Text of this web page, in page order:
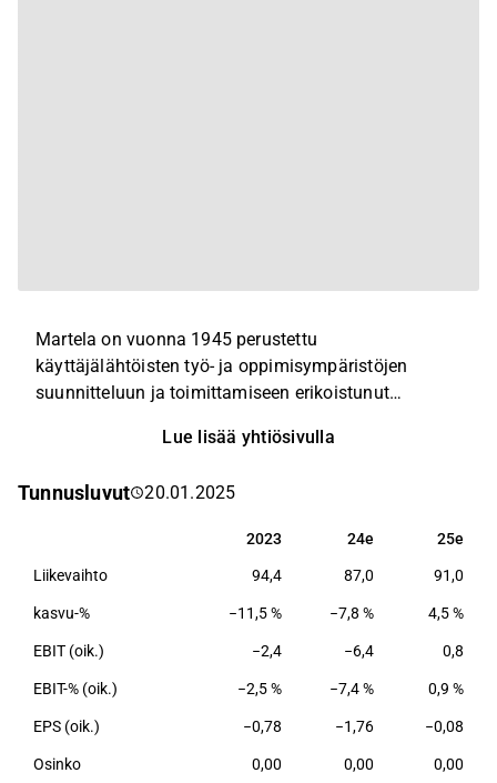
Martela on vuonna 1945 perustettu
käyttäjälähtöisten työ- ja oppimisympäristöjen
suunnitteluun ja toimittamiseen erikoistunut
kokonaisvaltainen, sillä yhtiön portfolio kattaa
sisustusratkaisuiden lisäksi myös kohdetilojen
ratkaisuja jälleenmyyjäverkostonsa kautta. Tuotanto
sijaitsee Suomessa ja Puolassa.
Lue lisää yhtiösivulla
Tunnusluvut 20.01.2025
2023 24e 25e
2023 24e 25e
Liikevaihto 94,4 87,0 91,0
kasvu-% −11,5 % −7,8 % 4,5 %
EBIT (oik.) −2,4 −6,4 0,8
EBIT-% (oik.) −2,5 % −7,4 % 0,9 %
EPS (oik.) −0,78 −1,76 −0,08
Osinko 0,00 0,00 0,00